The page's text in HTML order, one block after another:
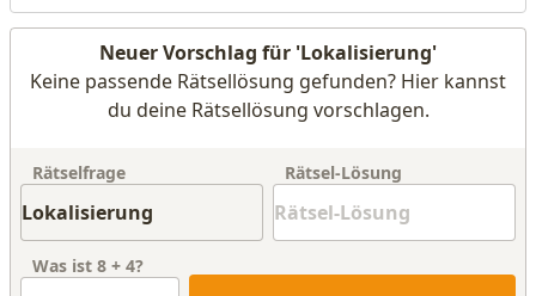
Neuer Vorschlag für 'Lokalisierung'
Keine passende Rätsellösung gefunden? Hier kannst
du deine Rätsellösung vorschlagen.
Rätselfrage Rätsel-Lösung
Was ist 8 + 4?